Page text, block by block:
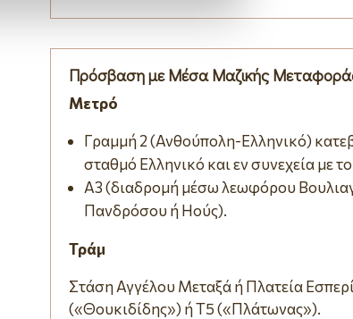
Πρόσβαση με Μέσα Μαζικής
Μετρό
Γραμμή 2 (Ανθούπολη-Ελληνικό)
σταθμό Ελληνικό και εν συνεχεία με
Α3 (διαδρομή μέσω λεωφόρου
Πανδρόσου ή Ηούς).
Τράμ
Στάση Αγγέλου Μεταξά ή Πλατεία
(«Θουκιδίδης») ή Τ5 («Πλάτωνας»).